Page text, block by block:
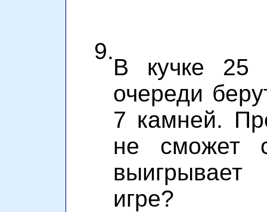
9.
В кучке 25
очереди
7 камней.
не сможет
игре?